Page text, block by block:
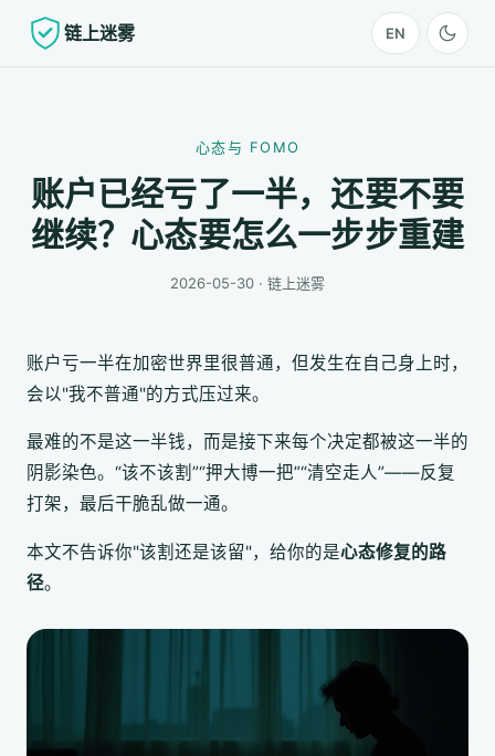
链上迷雾 EN
心态与 FOMO
账户已经亏了一半，还要不要
继续？心态要怎么一步步重建
2026-05-30 · 链上迷雾
账户亏一半在加密世界里很普通，但发生在自己身上时，
会以"我不普通"的方式压过来。
最难的不是这一半钱，而是接下来每个决定都被这一半的
阴影染色。“该不该割”“押大博一把”“清空走人”——反复
打架，最后干脆乱做一通。
本文不告诉你"该割还是该留"，给你的是心态修复的路
径。